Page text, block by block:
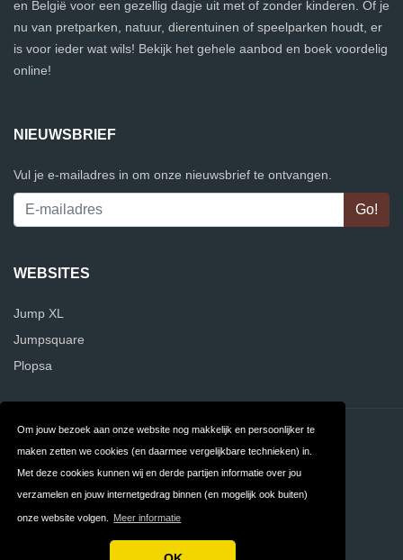
Om jouw bezoek aan onze website nog makkelijk en persoonlijker te
maken zetten we cookies (en daarmee vergelijkbare technieken) in.
Met deze cookies kunnen wij en derde partijen informatie over jou
verzamelen en jouw internetgedrag binnen (en mogelijk ook buiten)
onze website volgen. Meer informatie
en België voor een gezellig dagje uit met of zonder kinderen. Of je
nu van pretparken, natuur, dierentuinen of speelparken houdt, er
is voor ieder wat wils! Bekijk het gehele aanbod en boek voordelig
online!
NIEUWSBRIEF
Vul je e-mailadres in om onze nieuwsbrief te ontvangen.
WEBSITES
Jump XL
Jumpsquare
Plopsa
Contact Over ons
Privacy Algemene
Voorwaarden